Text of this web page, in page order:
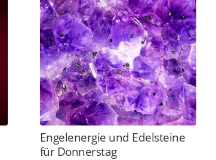
Engelenergie und Edelsteine
für Donnerstag